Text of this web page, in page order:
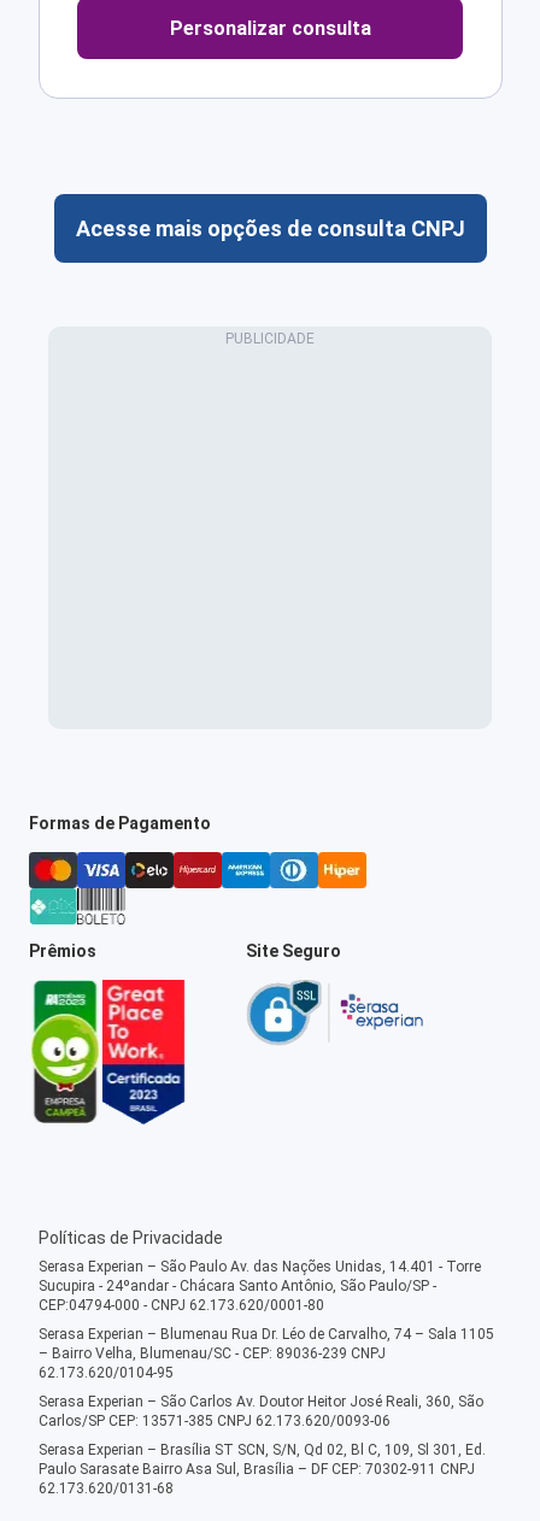
Personalizar consulta
Acesse mais opções de consulta CNPJ
Formas de Pagamento
Prêmios Site Seguro
Políticas de Privacidade
Serasa Experian – São Paulo Av. das Nações Unidas, 14.401 - Torre
Sucupira - 24ºandar - Chácara Santo Antônio, São Paulo/SP -
CEP:04794-000 - CNPJ 62.173.620/0001-80
Serasa Experian – Blumenau Rua Dr. Léo de Carvalho, 74 – Sala 1105
– Bairro Velha, Blumenau/SC - CEP: 89036-239 CNPJ
62.173.620/0104-95
Serasa Experian – São Carlos Av. Doutor Heitor José Reali, 360, São
Carlos/SP CEP: 13571-385 CNPJ 62.173.620/0093-06
Serasa Experian – Brasília ST SCN, S/N, Qd 02, Bl C, 109, Sl 301, Ed.
Paulo Sarasate Bairro Asa Sul, Brasília – DF CEP: 70302-911 CNPJ
62.173.620/0131-68